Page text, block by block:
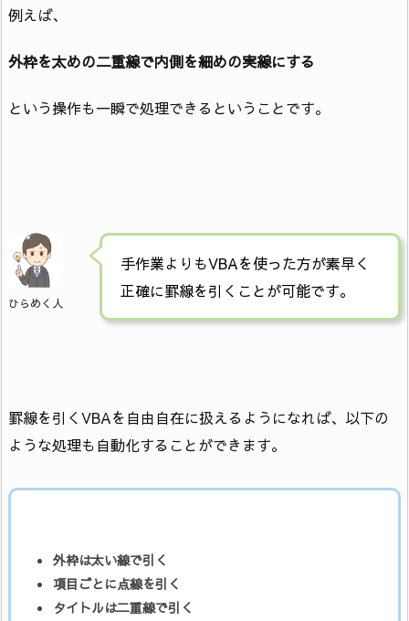
例えば、
外枠を太めの二重線で内側を細めの実線にする
という操作も一瞬で処理できるということです。
ひらめく人
手作業よりもVBAを使った方が素早く
正確に罫線を引くことが可能です。
罫線を引くVBAを自由自在に扱えるようになれば、以下の
ような処理も自動化することができます。
外枠は太い線で引く
項目ごとに点線を引く
タイトルは二重線で引く